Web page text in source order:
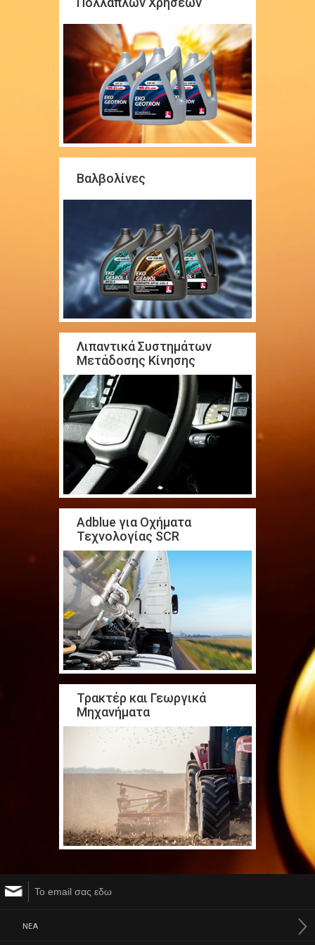
Βαλβολίνες
Λιπαντικά Συστημάτων
Μετάδοσης Κίνησης
Adblue για Οχήματα
Τεχνολογίας SCR
Τρακτέρ και Γεωργικά
Μηχανήματα